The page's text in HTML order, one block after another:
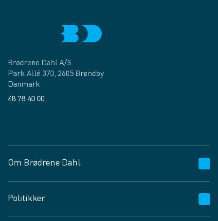
Brødrene Dahl A/S
Park Allé 370, 2605 Brøndby
Danmark
48 78 40 00
Om Brødrene Dahl
Vagttelefon 30 10 89 89
Politikker